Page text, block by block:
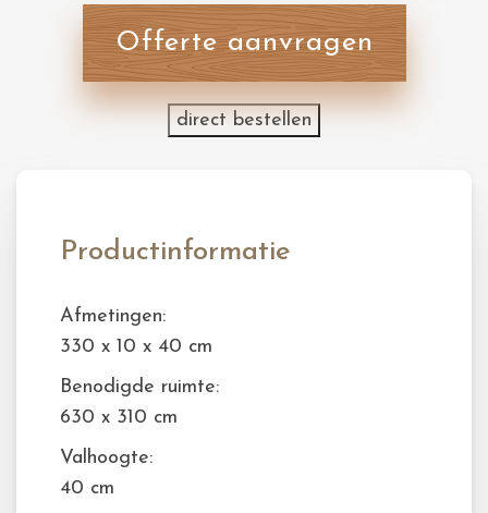
Offerte aanvragen
direct bestellen
Productinformatie
Afmetingen:
330 x 10 x 40 cm
Benodigde ruimte:
630 x 310 cm
Valhoogte:
40 cm